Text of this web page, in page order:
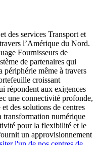
des services Transport et
l’Amérique du Nord.
Fournisseurs de
de partenaires qui
périphérie même à travers
croissant
répondent aux exigences
une connectivité profonde,
des solutions de centres
transformation numérique
pour la flexibilité et le
un approvisionnement